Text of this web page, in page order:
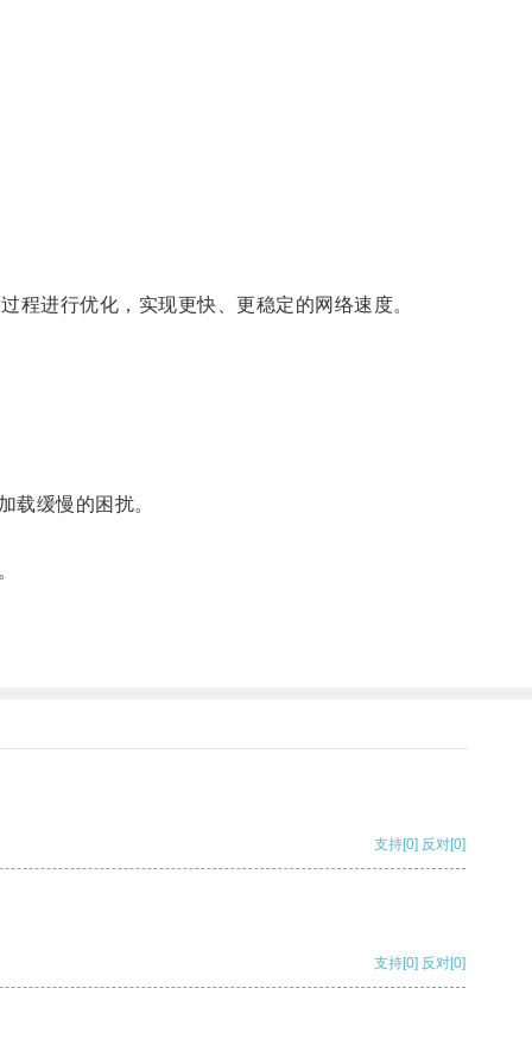
进行优化，实现更快、更稳定的网络速度。
缓慢的困扰。
支持[0] 反对[0]
支持[0] 反对[0]